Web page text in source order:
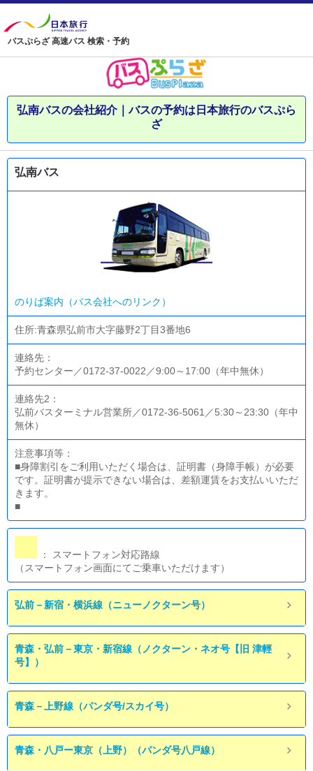
バスぷらざ 高速バス 検索・予約
弘南バスの会社紹介｜バスの予約は日本旅行のバスぷら
ざ
弘南バス
のりば案内（バス会社へのリンク）
住所:青森県弘前市大字藤野2丁目3番地6
連絡先：
予約センター／0172-37-0022／9:00～17:00（年中無休）
連絡先2：
弘前バスターミナル営業所／0172-36-5061／5:30～23:30（年中
無休）
注意事項等：
■身障割引をご利用いただく場合は、証明書（身障手帳）が必要
です。証明書が提示できない場合は、差額運賃をお支払いいただ
きます。
■
： スマートフォン対応路線
（スマートフォン画面にてご乗車いただけます）
弘前－新宿・横浜線（ニューノクターン号）
青森・弘前－東京・新宿線（ノクターン・ネオ号【旧 津輕
号】）
青森－上野線（パンダ号/スカイ号）
青森・八戸ー東京（上野）（パンダ号八戸線）